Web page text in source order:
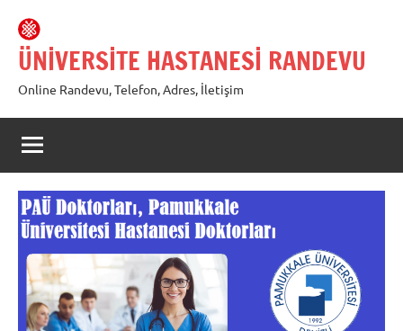
geç
ÜNİVERSİTE HASTANESİ RANDEVU
Online Randevu, Telefon, Adres, İletişim